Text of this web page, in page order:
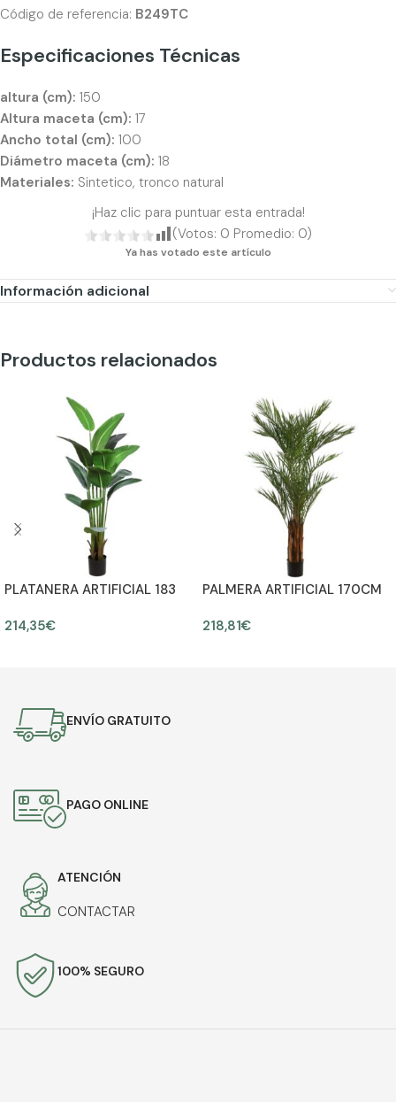
Código de referencia: B249TC
Especificaciones Técnicas
altura (cm): 150
Altura maceta (cm): 17
Ancho total (cm): 100
Diámetro maceta (cm): 18
Materiales: Sintetico, tronco natural
¡Haz clic para puntuar esta entrada!
(Votos: 0 Promedio: 0)
Ya has votado este artículo
Información adicional
Productos relacionados
PLATANERA ARTIFICIAL 183
214,35€
PALMERA ARTIFICIAL 170CM
218,81€
ENVÍO GRATUITO
PAGO ONLINE
ATENCIÓN
CONTACTAR
100% SEGURO